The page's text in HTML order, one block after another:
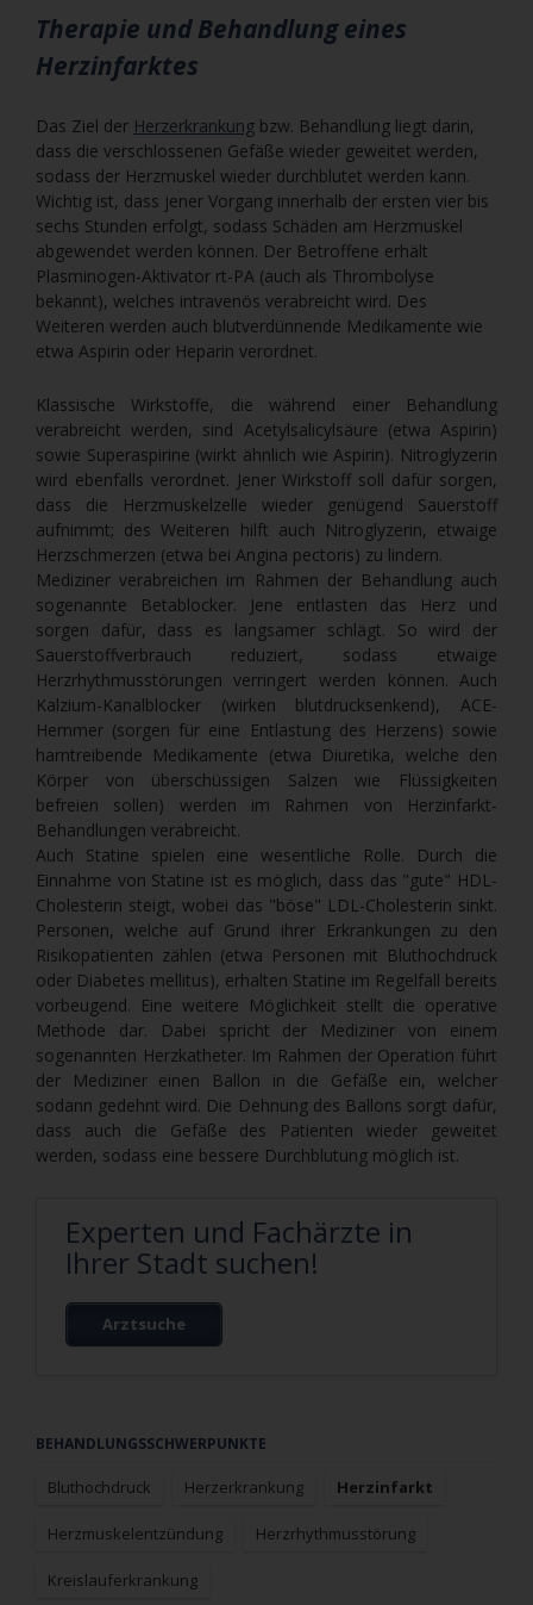
Therapie und Behandlung eines
Herzinfarktes
Das Ziel der Herzerkrankungbzw. Behandlung liegt darin,
dass die verschlossenen Gefäße wieder geweitet werden,
sodass der Herzmuskel wieder durchblutet werden kann.
Wichtig ist, dass jener Vorgang innerhalb der ersten vier bis
sechs Stunden erfolgt, sodass Schäden am Herzmuskel
abgewendet werden können. Der Betroffene erhält
Plasminogen-Aktivator rt-PA (auch als Thrombolyse
bekannt), welches intravenös verabreicht wird. Des
Weiteren werden auch blutverdünnende Medikamente wie
etwa Aspirin oder Heparin verordnet.
Klassische Wirkstoffe, die während einer Behandlung
verabreicht werden, sind Acetylsalicylsäure (etwa Aspirin)
sowie Superaspirine (wirkt ähnlich wie Aspirin). Nitroglyzerin
wird ebenfalls verordnet. Jener Wirkstoff soll dafür sorgen,
dass die Herzmuskelzelle wieder genügend Sauerstoff
aufnimmt; des Weiteren hilft auch Nitroglyzerin, etwaige
Herzschmerzen (etwa bei Angina pectoris) zu lindern.
Mediziner verabreichen im Rahmen der Behandlung auch
sogenannte Betablocker. Jene entlasten das Herz und
sorgen dafür, dass es langsamer schlägt. So wird der
Sauerstoffverbrauch reduziert, sodass etwaige
Herzrhythmusstörungen verringert werden können. Auch
Kalzium-Kanalblocker (wirken blutdrucksenkend), ACE-
Hemmer (sorgen für eine Entlastung des Herzens) sowie
harntreibende Medikamente (etwa Diuretika, welche den
Körper von überschüssigen Salzen wie Flüssigkeiten
befreien sollen) werden im Rahmen von Herzinfarkt-
Behandlungen verabreicht.
Auch Statine spielen eine wesentliche Rolle. Durch die
Einnahme von Statine ist es möglich, dass das "gute" HDL-
Cholesterin steigt, wobei das "böse" LDL-Cholesterin sinkt.
Personen, welche auf Grund ihrer Erkrankungen zu den
Risikopatienten zählen (etwa Personen mit Bluthochdruck
oder Diabetes mellitus), erhalten Statine im Regelfall bereits
vorbeugend. Eine weitere Möglichkeit stellt die operative
Methode dar. Dabei spricht der Mediziner von einem
sogenannten Herzkatheter. Im Rahmen der Operation führt
der Mediziner einen Ballon in die Gefäße ein, welcher
sodann gedehnt wird. Die Dehnung des Ballons sorgt dafür,
dass auch die Gefäße des Patienten wieder geweitet
werden, sodass eine bessere Durchblutung möglich ist.
Experten und Fachärzte in
Ihrer Stadt suchen!
Arztsuche
Navigation
BEHANDLUNGSSCHWERPUNKTE
Bluthochdruck Herzerkrankung Herzinfarkt
Herzmuskelentzündung Herzrhythmusstörung
Kreislauferkrankung